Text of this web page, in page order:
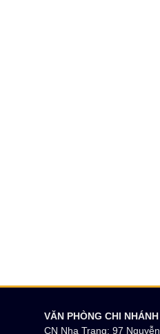
VĂN PHÒNG CHI NHÁNH
CN Nha Trang: 97